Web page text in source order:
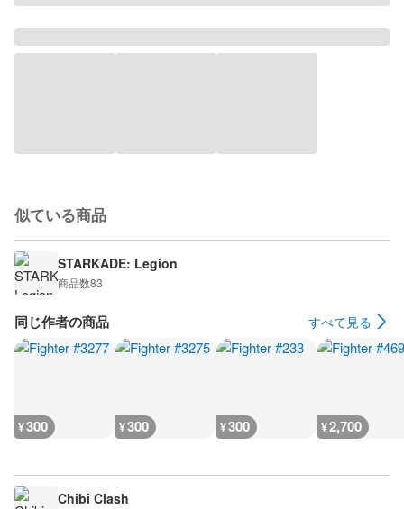
似ている商品
STARKADE: Legion
商品数83
同じ作者の商品 すべて見る
¥300 ¥300 ¥300 ¥2,700
Chibi Clash